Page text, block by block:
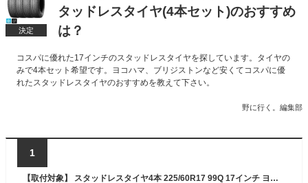
決定
タッドレスタイヤ(4本セット)のおすすめ
は？
コスパに優れた17インチのスタッドレスタイヤを探しています。タイヤの
みで4本セット希望です。ヨコハマ、ブリジストンなど安くてコスパに優
れたスタッドレスタイヤのおすすめを教えて下さい。
野に行く。編集部
1
【取付対象】 スタッドレスタイヤ4本 225/60R17 99Q 17インチ ヨコハマ アイスガードSUV G075 YOKOHAMA iceGUARD SUV G075 新品